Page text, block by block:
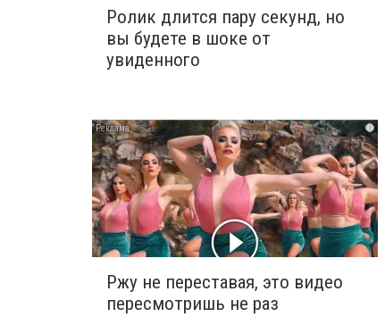
Ролик длится пару секунд, но
вы будете в шоке от
увиденного
i
Ржу не переставая, это видео
пересмотришь не раз